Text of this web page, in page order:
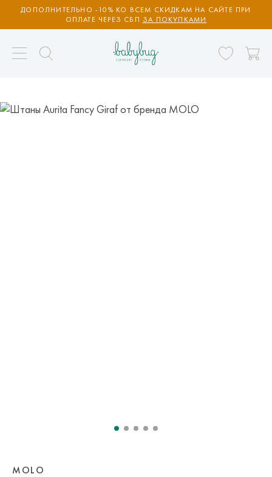
ДОПОЛНИТЕЛЬНО -10% КО ВСЕМ СКИДКАМ НА САЙТЕ ПРИ
ОПЛАТЕ ЧЕРЕЗ СБП ЗА ПОКУПКАМИ
MOLO